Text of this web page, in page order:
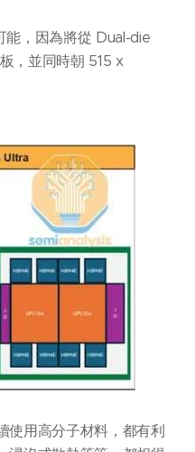
，因為將從 Dual-die
，並同時朝 515 x
使用高分子材料，都有利